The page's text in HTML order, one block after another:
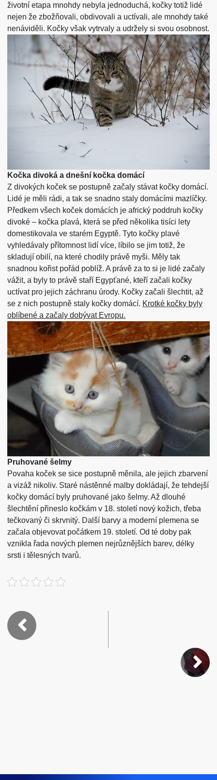
životní etapa mnohdy nebyla jednoduchá, kočky totiž lidé
nejen že zbožňovali, obdivovali a uctívali, ale mnohdy také
nenáviděli. Kočky však vytrvaly a udržely si svou osobnost.
Kočka divoká a dnešní kočka domácí
Z divokých koček se postupně začaly stávat kočky domácí.
Lidé je měli rádi, a tak se snadno staly domácími mazlíčky.
Předkem všech koček domácích je africký poddruh kočky
divoké – kočka plavá, která se před několika tisíci lety
domestikovala ve starém Egyptě. Tyto kočky plavé
vyhledávaly přítomnost lidí více, líbilo se jim totiž, že
skladují obilí, na které chodily právě myši. Měly tak
snadnou kořist pořád poblíž. A právě za to si je lidé začaly
vážit, a byly to právě staří Egypťané, kteří začali kočky
uctívat pro jejich záchranu úrody. Kočky začali šlechtit, až
se z nich postupně staly kočky domácí. Krotké kočky byly
oblíbené a začaly dobývat Evropu.
Pruhované šelmy
Povaha koček se sice postupně měnila, ale jejich zbarvení
a vizáž nikoliv. Staré nástěnné malby dokládají, že tehdejší
kočky domácí byly pruhované jako šelmy. Až dlouhé
šlechtění přineslo kočkám v 18. století nový kožich, třeba
tečkovaný či skrvnitý. Další barvy a moderní plemena se
začala objevovat počátkem 19. století. Od té doby pak
vznikla řada nových plemen nejrůznějších barev, délky
srsti i tělesných tvarů.